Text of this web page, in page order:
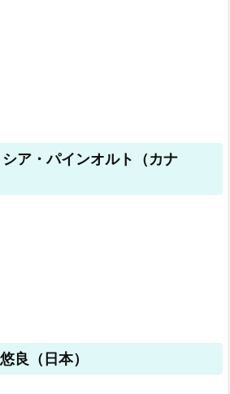
ア・パインオルト（カナ
良（日本）